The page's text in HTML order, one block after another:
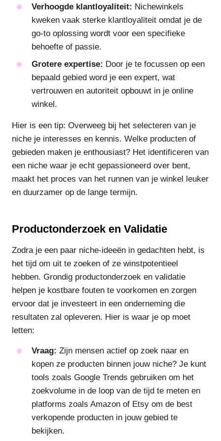
Verhoogde klantloyaliteit: Nichewinkels
kweken vaak sterke klantloyaliteit omdat je de
go-to oplossing wordt voor een specifieke
behoefte of passie.
Grotere expertise: Door je te focussen op een
bepaald gebied word je een expert, wat
vertrouwen en autoriteit opbouwt in je online
winkel.
Hier is een tip: Overweeg bij het selecteren van je
niche je interesses en kennis. Welke producten of
gebieden maken je enthousiast? Het identificeren van
een niche waar je echt gepassioneerd over bent,
maakt het proces van het runnen van je winkel leuker
en duurzamer op de lange termijn.
Productonderzoek en Validatie
Zodra je een paar niche-ideeën in gedachten hebt, is
het tijd om uit te zoeken of ze winstpotentieel
hebben. Grondig productonderzoek en validatie
helpen je kostbare fouten te voorkomen en zorgen
ervoor dat je investeert in een onderneming die
resultaten zal opleveren. Hier is waar je op moet
letten:
Vraag: Zijn mensen actief op zoek naar en
kopen ze producten binnen jouw niche? Je kunt
tools zoals Google Trends gebruiken om het
zoekvolume in de loop van de tijd te meten en
platforms zoals Amazon of Etsy om de best
verkopende producten in jouw gebied te
bekijken.